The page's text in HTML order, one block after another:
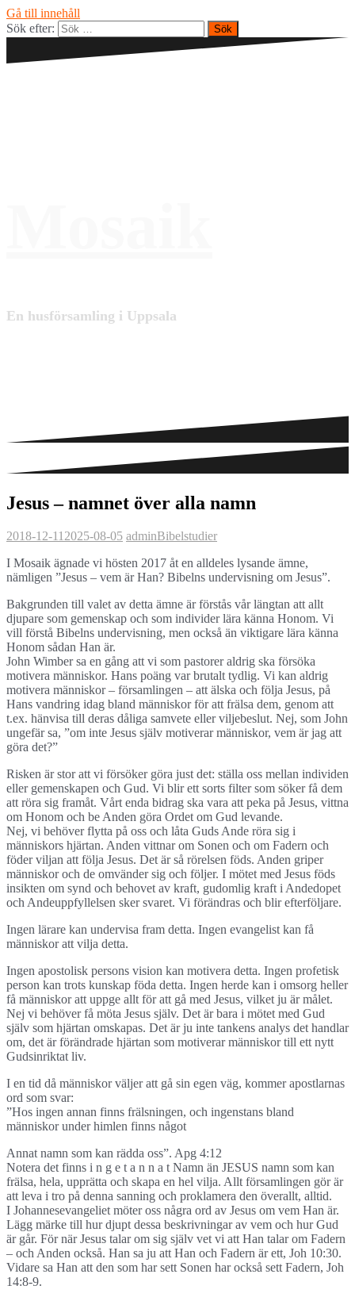
Gå till innehåll
Sök efter:
En husförsamling i Uppsala
Jesus – namnet över alla namn
2018-12-112025-08-05 adminBibelstudier
I Mosaik ägnade vi hösten 2017 åt en alldeles lysande ämne,
nämligen ”Jesus – vem är Han? Bibelns undervisning om Jesus”.
Bakgrunden till valet av detta ämne är förstås vår längtan att allt
djupare som gemenskap och som individer lära känna Honom. Vi
vill förstå Bibelns undervisning, men också än viktigare lära känna
Honom sådan Han är.
John Wimber sa en gång att vi som pastorer aldrig ska försöka
motivera människor. Hans poäng var brutalt tydlig. Vi kan aldrig
motivera människor – församlingen – att älska och följa Jesus, på
Hans vandring idag bland människor för att frälsa dem, genom att
t.ex. hänvisa till deras dåliga samvete eller viljebeslut. Nej, som John
ungefär sa, ”om inte Jesus själv motiverar människor, vem är jag att
göra det?”
Risken är stor att vi försöker göra just det: ställa oss mellan individen
eller gemenskapen och Gud. Vi blir ett sorts filter som söker få dem
att röra sig framåt. Vårt enda bidrag ska vara att peka på Jesus, vittna
om Honom och be Anden göra Ordet om Gud levande.
Nej, vi behöver flytta på oss och låta Guds Ande röra sig i
människors hjärtan. Anden vittnar om Sonen och om Fadern och
föder viljan att följa Jesus. Det är så rörelsen föds. Anden griper
människor och de omvänder sig och följer. I mötet med Jesus föds
insikten om synd och behovet av kraft, gudomlig kraft i Andedopet
och Andeuppfyllelsen sker svaret. Vi förändras och blir efterföljare.
Ingen lärare kan undervisa fram detta. Ingen evangelist kan få
människor att vilja detta.
Ingen apostolisk persons vision kan motivera detta. Ingen profetisk
person kan trots kunskap föda detta. Ingen herde kan i omsorg heller
få människor att uppge allt för att gå med Jesus, vilket ju är målet.
Nej vi behöver få möta Jesus själv. Det är bara i mötet med Gud
själv som hjärtan omskapas. Det är ju inte tankens analys det handlar
om, det är förändrade hjärtan som motiverar människor till ett nytt
Gudsinriktat liv.
I en tid då människor väljer att gå sin egen väg, kommer apostlarnas
ord som svar:
”Hos ingen annan finns frälsningen, och ingenstans bland
människor under himlen finns något
Annat namn som kan rädda oss”. Apg 4:12
Notera det finns i n g e t a n n a t Namn än JESUS namn som kan
frälsa, hela, upprätta och skapa en hel vilja. Allt församlingen gör är
att leva i tro på denna sanning och proklamera den överallt, alltid.
I Johannesevangeliet möter oss några ord av Jesus om vem Han är.
Lägg märke till hur djupt dessa beskrivningar av vem och hur Gud
är går. För när Jesus talar om sig själv vet vi att Han talar om Fadern
– och Anden också. Han sa ju att Han och Fadern är ett, Joh 10:30.
Vidare sa Han att den som har sett Sonen har också sett Fadern, Joh
14:8-9.